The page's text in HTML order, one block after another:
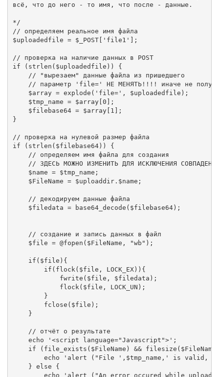
всё, что до него - то имя, что после - данные.
*/
// определяем реальное имя файла
$uploadedfile = $_POST['file1'];
// проверка на наличие данных в POST
if (strlen($uploadedfile)) {
    // "вырезаем" данные файла из пришедшего
// параметр 'file=' НЕ МЕНЯТЬ!!!! иначе не
    $array = explode('file=', $uploadedfile);
    $tmp_name = $array[0];
    $filebase64 = $array[1];
}
// проверка на нулевой размер файла
if (strlen($filebase64)) {
    // определяем имя файла для создания
// ЗДЕСЬ МОЖНО ИЗМЕНИТЬ ДЛЯ ИСКЛЮЧЕНИЯ
    $name = $tmp_name;
    $FileName = $uploaddir.$name;
    // декодируем данные файла
    $filedata = base64_decode($filebase64);
    // создание и запись данных в файл
    $file = @fopen($FileName, "wb");
    if($file){
        if(flock($file, LOCK_EX)){
            fwrite($file, $filedata);
            flock($file, LOCK_UN);
        }
        fclose($file);
    }
    // отчёт о результате
    echo '<script language="Javascript">';
if (file_exists($FileName) &&
echo 'alert ("File ',$tmp_name,' is valid,
    } else {
echo 'alert ("An error occured while upload